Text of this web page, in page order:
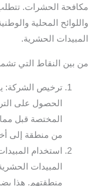
مكافحة الحشرات.
واللوائح المحلية
المبيدات الحشرية.
من بين النقاط التي
ترخيص الشركة:
الحصول على
المختصة قبل
من منطقة إلى
استخدام
المبيدات
منطقتهم. هذا